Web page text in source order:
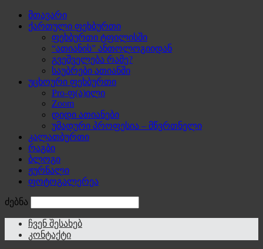
მთავარი
ქართული ფეხბურთი
ფეხბურთი ტფილისში
“ათიანის” ანთოლოგიიდან
გვეშველება რამე?
საუბრები ათიანში
უცხოური ფეხბურთი
Pro-ფ(ა)ილი
Zoom
დიდი ათიანები
უმადური პროფესია – მწვრთნელი
კალათბურთი
რაგბი
ბლოგი
ჟურნალი
ფოტოგალერეა
ძებნა
ჩვენ შესახებ
კონტაქტი